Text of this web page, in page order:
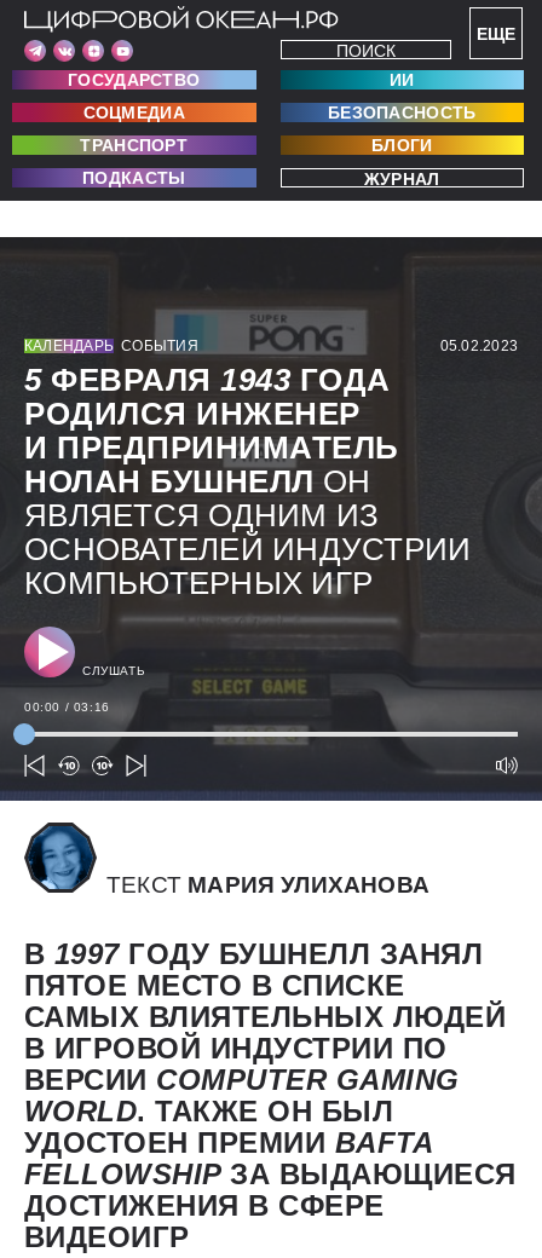
ЕЩЕ
ПОИСК
ГОСУДАРСТВО
ИИ
СОЦМЕДИА
БЕЗОПАСНОСТЬ
ТРАНСПОРТ
БЛОГИ
ПОДКАСТЫ
ЖУРНАЛ
КАЛЕНДАРЬ СОБЫТИЯ 05.02.2023
5 ФЕВРАЛЯ1943 ГОДА
РОДИЛСЯ ИНЖЕНЕР
И ПРЕДПРИНИМАТЕЛЬ
НОЛАН БУШНЕЛЛ ОН
ЯВЛЯЕТСЯ ОДНИМ ИЗ
ОСНОВАТЕЛЕЙ ИНДУСТРИИ
КОМПЬЮТЕРНЫХ ИГР
СЛУШАТЬ
00:00 / 03:16
ТЕКСТ МАРИЯ УЛИХАНОВА
В 1997 ГОДУ БУШНЕЛЛ ЗАНЯЛ
ПЯТОЕ МЕСТО В СПИСКЕ
САМЫХ ВЛИЯТЕЛЬНЫХ ЛЮДЕЙ
В ИГРОВОЙ ИНДУСТРИИ ПО
ВЕРСИИ COMPUTER GAMING
WORLD. ТАКЖЕ ОН БЫЛ
УДОСТОЕН ПРЕМИИ BAFTA
FELLOWSHIPЗА ВЫДАЮЩИЕСЯ
ДОСТИЖЕНИЯ В СФЕРЕ
ВИДЕОИГР